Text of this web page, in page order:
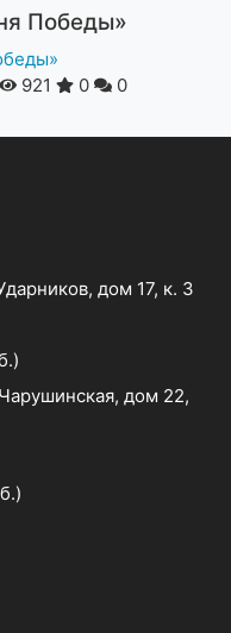
Победы»
921 0 0
дом 17, к. 3
дом 22,